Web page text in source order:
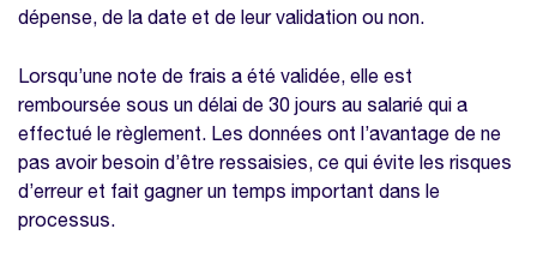
dépense, de la date et de leur validation ou non.
Lorsqu’une note de frais a été validée, elle est
remboursée sous un délai de 30 jours au salarié qui a
effectué le règlement. Les données ont l’avantage de ne
pas avoir besoin d’être ressaisies, ce qui évite les risques
d’erreur et fait gagner un temps important dans le
processus.